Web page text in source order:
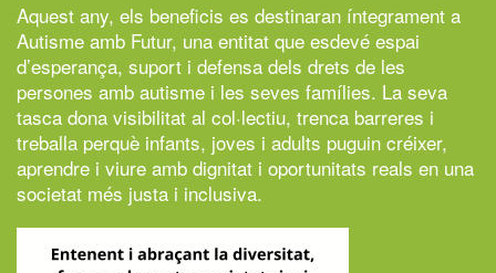
Aquest any, els beneficis es destinaran íntegrament a
Autisme amb Futur, una entitat que esdevé espai
d’esperança, suport i defensa dels drets de les
persones amb autisme i les seves famílies. La seva
tasca dona visibilitat al col·lectiu, trenca barreres i
treballa perquè infants, joves i adults puguin créixer,
aprendre i viure amb dignitat i oportunitats reals en una
societat més justa i inclusiva.